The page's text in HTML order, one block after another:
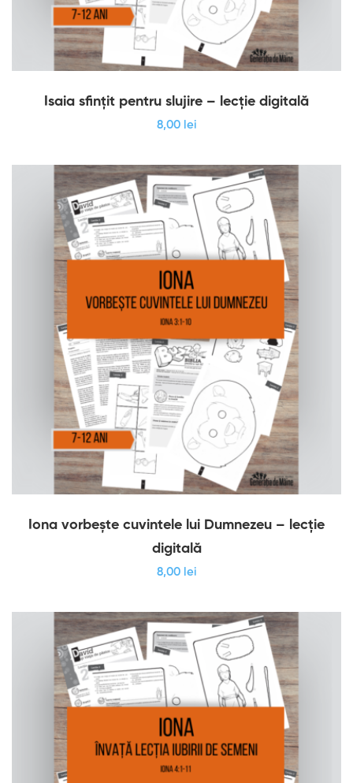
Isaia sfințit pentru slujire – lecție digitală
8,00 lei
Iona vorbește cuvintele lui Dumnezeu – lecție
digitală
8,00 lei